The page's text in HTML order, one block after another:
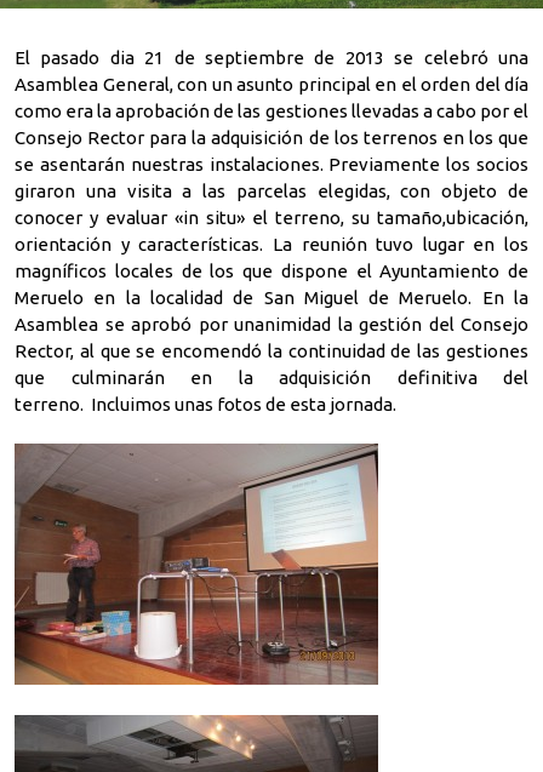
El pasado dia 21 de septiembre de 2013 se celebró una
Asamblea General, con un asunto principal en el orden del día
como era la aprobación de las gestiones llevadas a cabo por el
Consejo Rector para la adquisición de los terrenos en los que
se asentarán nuestras instalaciones. Previamente los socios
giraron una visita a las parcelas elegidas, con objeto de
conocer y evaluar «in situ» el terreno, su tamaño,ubicación,
orientación y características. La reunión tuvo lugar en los
magníficos locales de los que dispone el Ayuntamiento de
Meruelo en la localidad de San Miguel de Meruelo. En la
Asamblea se aprobó por unanimidad la gestión del Consejo
Rector, al que se encomendó la continuidad de las gestiones
que culminarán en la adquisición definitiva del
terreno. Incluimos unas fotos de esta jornada.